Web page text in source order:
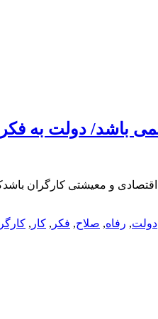
باشد/ دولت به
و معیشتی کارگران
دولت, رفاه, صلاح, فکر , کار , کارگر